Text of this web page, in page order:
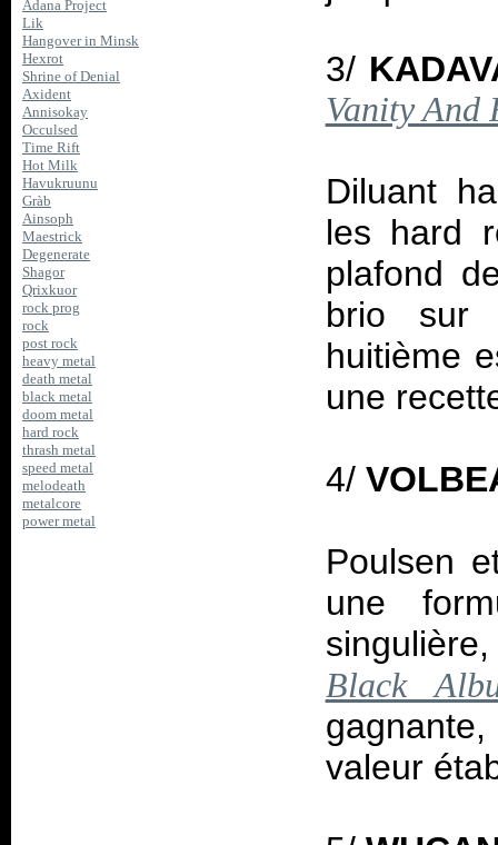
Adana Project
Lik
Hangover in Minsk
Hexrot
Shrine of Denial
Axident
Annisokay
Occulsed
Time Rift
Hot Milk
Havukruunu
Gràb
Ainsoph
Maestrick
Degenerate
Shagor
Qrixkuor
rock prog
rock
post rock
heavy metal
death metal
black metal
doom metal
hard rock
thrash metal
speed metal
melodeath
metalcore
power metal
3/
Vanity And
Diluant
les hard
plafond
brio sur
huitième
une
4/
Poulsen
une
Black
valeur